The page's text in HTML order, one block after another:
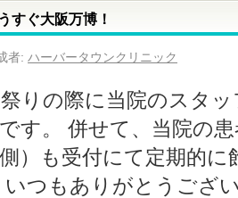
すぐ大阪万博！
者: ハーバータウンクリニック
りの際に当院のスタ
す。 併せて、当院の
）も受付にて定期的
いつもありがとうござ